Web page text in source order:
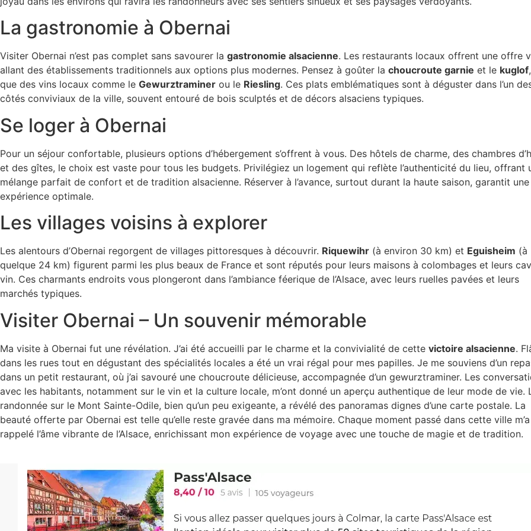
La gastronomie à Obernai
Visiter Obernai n’est pas complet sans savourer la gastronomie alsacienne. Les restaurants locaux offrent une offre
allant des établissements traditionnels aux options plus modernes. Pensez à goûter la choucroute garnie et le kuglof
que des vins locaux comme le Gewurztraminer ou le Riesling. Ces plats emblématiques sont à déguster dans l’un
côtés conviviaux de la ville, souvent entouré de bois sculptés et de décors alsaciens typiques.
Se loger à Obernai
Pour un séjour confortable, plusieurs options d’hébergement s’offrent à vous. Des hôtels de charme, des chambres
et des gîtes, le choix est vaste pour tous les budgets. Privilégiez un logement qui reflète l’authenticité du lieu, offrant
mélange parfait de confort et de tradition alsacienne. Réserver à l’avance, surtout durant la haute saison, garantit une
expérience optimale.
Les villages voisins à explorer
Les alentours d’Obernai regorgent de villages pittoresques à découvrir. Riquewihr (à environ 30 km) et Eguisheim (à
quelque 24 km) figurent parmi les plus beaux de France et sont réputés pour leurs maisons à colombages et leurs
vin. Ces charmants endroits vous plongeront dans l’ambiance féerique de l’Alsace, avec leurs ruelles pavées et leurs
marchés typiques.
Visiter Obernai – Un souvenir mémorable
Ma visite à Obernai fut une révélation. J’ai été accueilli par le charme et la convivialité de cette victoire alsacienne.
dans les rues tout en dégustant des spécialités locales a été un vrai régal pour mes papilles. Je me souviens d’un
dans un petit restaurant, où j’ai savouré une choucroute délicieuse, accompagnée d’un gewurztraminer. Les
avec les habitants, notamment sur le vin et la culture locale, m’ont donné un aperçu authentique de leur mode de vie.
randonnée sur le Mont Sainte-Odile, bien qu’un peu exigeante, a révélé des panoramas dignes d’une carte postale. La
beauté offerte par Obernai est telle qu’elle reste gravée dans ma mémoire. Chaque moment passé dans cette ville m’a
rappelé l’âme vibrante de l’Alsace, enrichissant mon expérience de voyage avec une touche de magie et de tradition.